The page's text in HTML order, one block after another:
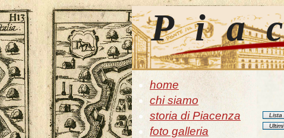
home
chi siamo
storia di Piacenza
foto galleria
Lista